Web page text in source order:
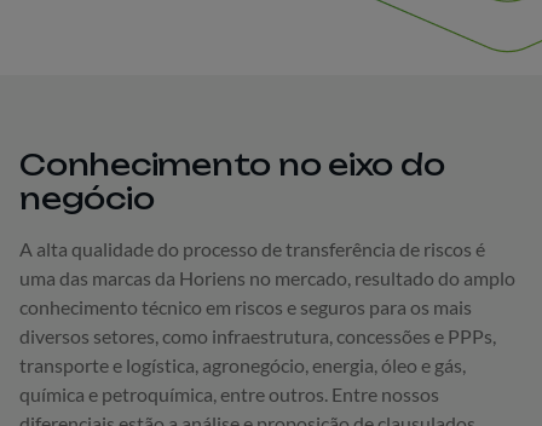
Conhecimento no eixo do
negócio
A alta qualidade do processo de transferência de riscos é
uma das marcas da Horiens no mercado, resultado do amplo
conhecimento técnico em riscos e seguros para os mais
diversos setores, como infraestrutura, concessões e PPPs,
transporte e logística, agronegócio, energia, óleo e gás,
química e petroquímica, entre outros. Entre nossos